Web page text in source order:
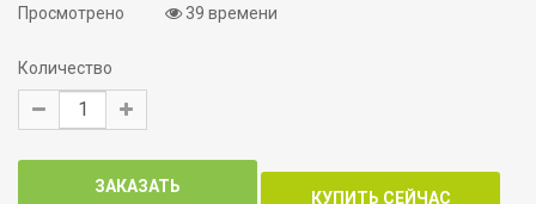
Просмотрено
39 времени
Количество